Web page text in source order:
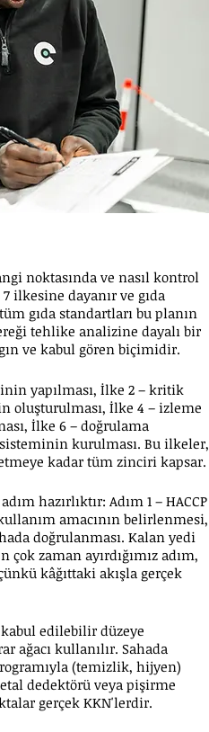
noktasında ve nasıl kontrol
ilkesine dayanır ve gıda
gıda standartları bu planın
tehlike analizine dayalı bir
ve kabul gören biçimidir.
yapılması, İlke 2 – kritik
oluşturulması, İlke 4 – izleme
İlke 6 – doğrulama
kurulması. Bu ilkeler,
kadar tüm zinciri kapsar.
hazırlıktır: Adım 1 – HACCP
amacının belirlenmesi,
doğrulanması. Kalan yedi
zaman ayırdığımız adım,
kâğıttaki akışla gerçek
edilebilir düzeye
ağacı kullanılır. Sahada
(temizlik, hijyen)
dedektörü veya pişirme
gerçek KKN'lerdir.